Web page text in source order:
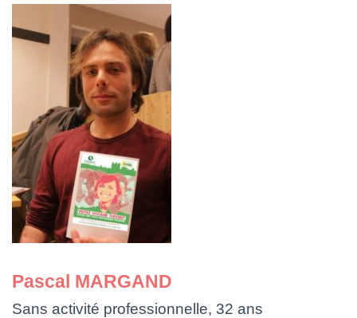
Pascal MARGAND
Sans activité professionnelle, 32 ans